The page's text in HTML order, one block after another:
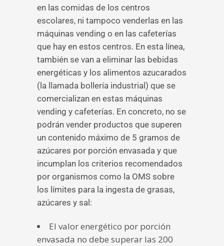
en las comidas de los centros
escolares, ni tampoco venderlas en las
máquinas vending o en las cafeterías
que hay en estos centros. En esta línea,
también se van a eliminar las bebidas
energéticas y los alimentos azucarados
(la llamada bollería industrial) que se
comercializan en estas máquinas
vending y cafeterías. En concreto, no se
podrán vender productos que superen
un contenido máximo de 5 gramos de
azúcares por porción envasada y que
incumplan los criterios recomendados
por organismos como la OMS sobre
los límites para la ingesta de grasas,
azúcares y sal:
El valor energético por porción
envasada no debe superar las 200